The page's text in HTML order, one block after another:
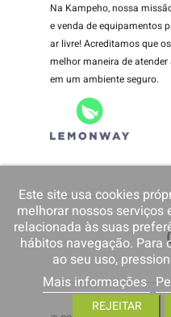
Na Kampeho, nossa
e venda de equipamentos
ar livre! Acreditamos que
melhor maneira de
em um ambiente seguro.
Este site usa cookies
melhorar nossos serviços
relacionada às suas
hábitos navegação. Para
ao seu uso,
Mais informações
REJEITAR